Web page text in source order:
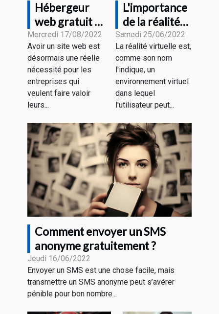
Hébergeur
web gratuit :
quelques
critères pour
faire un bon
choix
Mercredi 17/08/2022
Avoir un site web est
désormais une réelle
nécessité pour les
entreprises qui
veulent faire valoir
leurs...
L'importance
de la réalité
virtuelle
Samedi 25/06/2022
La réalité virtuelle est,
comme son nom
l'indique, un
environnement virtuel
dans lequel
l'utilisateur peut...
Comment envoyer un SMS
anonyme gratuitement ?
Jeudi 16/06/2022
Envoyer un SMS est une chose facile, mais
transmettre un SMS anonyme peut s’avérer
pénible pour bon nombre...